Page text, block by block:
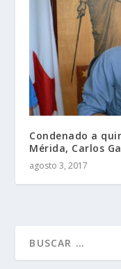
Condenado a
Mérida, Carlos
agosto 3, 2017